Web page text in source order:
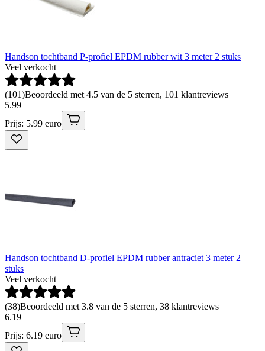
Handson tochtband P-profiel EPDM rubber wit 3 meter 2 stuks
Veel verkocht
(101)Beoordeeld met 4.5 van de 5 sterren, 101 klantreviews
5.99
Prijs: 5.99 euro
Handson tochtband D-profiel EPDM rubber antraciet 3 meter 2
stuks
Veel verkocht
(38)Beoordeeld met 3.8 van de 5 sterren, 38 klantreviews
6.19
Prijs: 6.19 euro